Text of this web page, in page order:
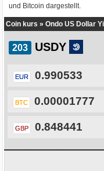
und Bitcoin dargestellt.
Coin kurs » Ondo US Dollar
USDY
EUR 0.990533
BTC 0.00001777
GBP 0.848441